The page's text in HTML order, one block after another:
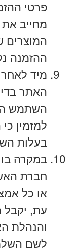
פרטי
מחייב
המוצרים
ההזמנה
מיד
האתר
השתמש
למזמין
בעלות
במקרה
חברת
או כל
עת, יקבל
והנהלת
לשם